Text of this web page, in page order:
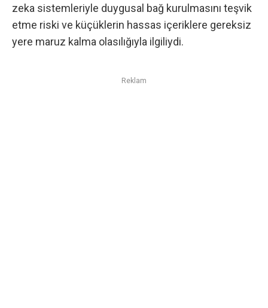
zeka sistemleriyle duygusal bağ kurulmasını teşvik
etme riski ve küçüklerin hassas içeriklere gereksiz
yere maruz kalma olasılığıyla ilgiliydi.
Reklam